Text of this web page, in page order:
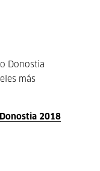
Donostia
más
2018